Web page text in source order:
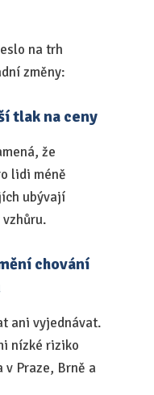
na trh
změny:
tlak na ceny
že
lidi méně
ubývají
chování
ani vyjednávat.
nízké riziko
Praze, Brně a